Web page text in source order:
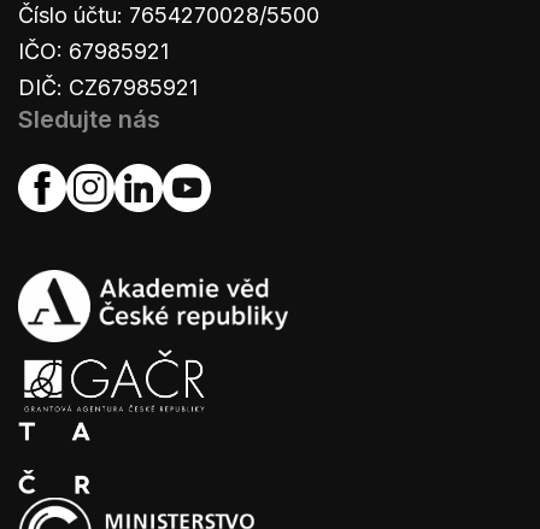
Číslo účtu: 7654270028/5500
IČO: 67985921
DIČ: CZ67985921
Sledujte nás